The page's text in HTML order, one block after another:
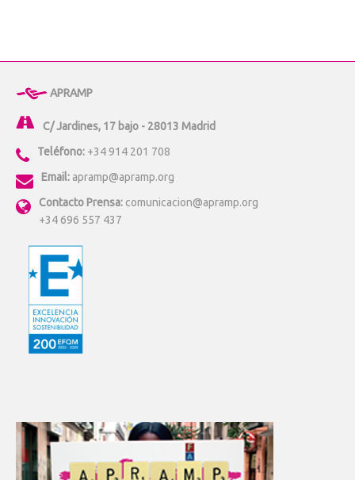
APRAMP
C/ Jardines, 17 bajo - 28013 Madrid
Teléfono: +34 914 201 708
Email: apramp@apramp.org
Contacto Prensa: comunicacion@apramp.org
+34 696 557 437